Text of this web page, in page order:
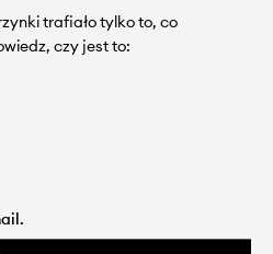
trafiało tylko to, co
czy jest to: